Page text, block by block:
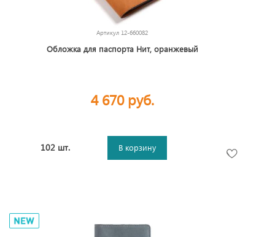
Артикул 12-660082
Обложка для паспорта Нит, оранжевый
4 670 руб.
102 шт. В корзину